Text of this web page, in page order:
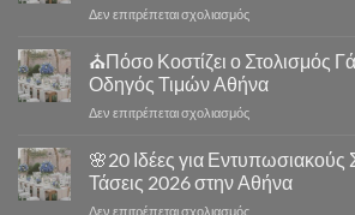
Στολισμός
Εκκλησίας
|
Flowers
Δεν επιτρέπεται σχολιασμόςστο
Στολισμός
Γάμου
Εκκλησία
Αθήνα
10
Μοναδικά
Concept
⛪Πόσο Κοστίζει ο Στολισμός
Οδηγός Τιμών Αθήνα
Δεν επιτρέπεται σχολιασμόςστο
Κοστίζει
ο
🌸20 Ιδέες για Εντυπωσιακούς
Τάσεις 2026 στην Αθήνα
Δεν επιτρέπεται σχολιασμόςστο